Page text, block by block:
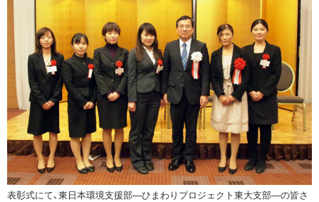
表彰式にて、東日本環境支援部―ひまわりプロジェクト東大支部―の皆さ